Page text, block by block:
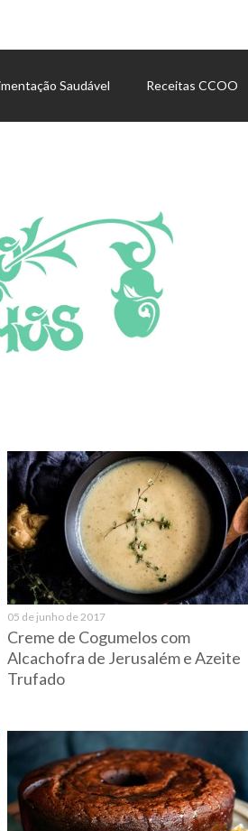
Saudável Receitas CCOO
05 de junho de 2017
Creme de Cogumelos com
Alcachofra de Jerusalém e Azeite
Trufado